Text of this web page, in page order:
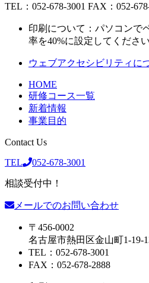
TEL：052-678-3001 FAX：052-
印刷について：パソコンで
率を40%に設定してください
ウェブアクセシビリティに
HOME
研修コース一覧
新着情報
事業目的
Contact Us
TEL
052-678-3001
相談受付中！
メールでのお問い合わせ
〒456-0002
名古屋市熱田区金山町1-
TEL：052-678-3001
FAX：052-678-2888